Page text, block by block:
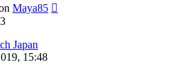
Maya85
Japan
15:48